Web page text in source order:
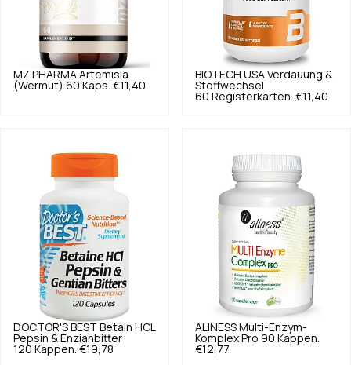
MZ PHARMA Artemisia
(Wermut) 60 Kaps. €11,40
BIOTECH USA Verdauung &
Stoffwechsel
60 Registerkarten. €11,40
DOCTOR'S BEST Betain HCL
Pepsin & Enzianbitter
120 Kappen. €19,78
ALINESS Multi-Enzym-
Komplex Pro 90 Kappen.
€12,77